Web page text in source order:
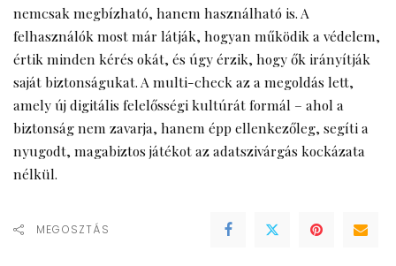
nemcsak megbízható, hanem használható is. A
felhasználók most már látják, hogyan működik a védelem,
értik minden kérés okát, és úgy érzik, hogy ők irányítják
saját biztonságukat. A multi-check az a megoldás lett,
amely új digitális felelősségi kultúrát formál – ahol a
biztonság nem zavarja, hanem épp ellenkezőleg, segíti a
nyugodt, magabiztos játékot az adatszivárgás kockázata
nélkül.
MEGOSZTÁS